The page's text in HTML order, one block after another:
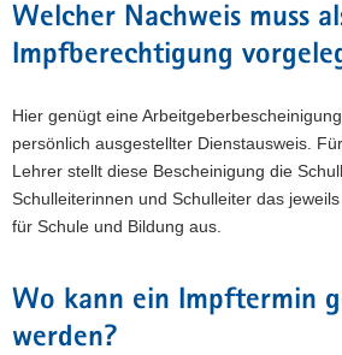
Welcher Nachweis muss
Impfberechtigung
Hier genügt eine
persönlich ausgestellter Dienstausweis.
Lehrer stellt diese Bescheinigung die
Schulleiterinnen und Schulleiter das
für Schule und Bildung aus.
Wo kann ein Impftermin
werden?